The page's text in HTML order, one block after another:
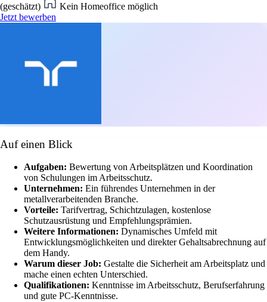
(geschätzt)
Kein Homeoffice möglich
Jetzt bewerben
Auf einen Blick
Aufgaben: Bewertung von Arbeitsplätzen und Koordination
von Schulungen im Arbeitsschutz.
Unternehmen: Ein führendes Unternehmen in der
metallverarbeitenden Branche.
Vorteile: Tarifvertrag, Schichtzulagen, kostenlose
Schutzausrüstung und Empfehlungsprämien.
Weitere Informationen: Dynamisches Umfeld mit
Entwicklungsmöglichkeiten und direkter Gehaltsabrechnung auf
dem Handy.
Warum dieser Job: Gestalte die Sicherheit am Arbeitsplatz und
mache einen echten Unterschied.
Qualifikationen: Kenntnisse im Arbeitsschutz, Berufserfahrung
und gute PC-Kenntnisse.